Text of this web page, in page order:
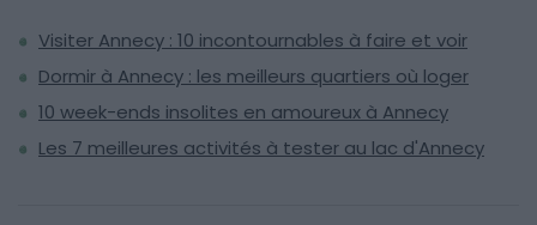
Visiter Annecy : 10 incontournables à faire et voir
Dormir à Annecy : les meilleurs quartiers où loger
10 week-ends insolites en amoureux à Annecy
Les 7 meilleures activités à tester au lac d'Annecy